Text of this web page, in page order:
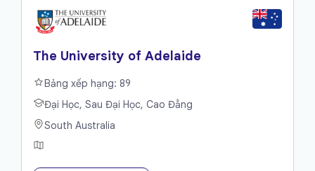
The University of Adelaide
Bảng xếp hạng: 89
Đại Học, Sau Đại Học, Cao Đẳng
South Australia